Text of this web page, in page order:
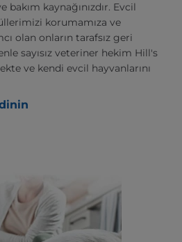
kaynağınızdır. Evcil
korumamıza ve
olan onların tarafsız geri
sayısız veteriner hekim Hill's
ve kendi evcil hayvanlarını